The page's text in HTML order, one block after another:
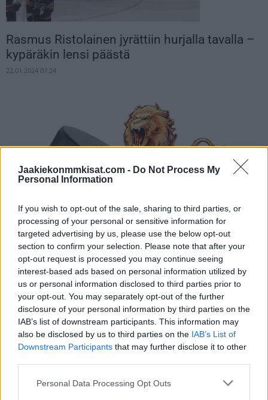
Jaakiekonmmkisat.com - Do Not Process My
Personal Information
If you wish to opt-out of the sale, sharing to third parties, or
processing of your personal or sensitive information for
targeted advertising by us, please use the below opt-out
section to confirm your selection. Please note that after your
opt-out request is processed you may continue seeing
interest-based ads based on personal information utilized by
us or personal information disclosed to third parties prior to
your opt-out. You may separately opt-out of the further
disclosure of your personal information by third parties on the
IAB’s list of downstream participants. This information may
also be disclosed by us to third parties on the IAB’s List of
Downstream Participants that may further disclose it to other
Personal Data Processing Opt Outs
Rasmus Ristolainen jyrättiin hurjalla tavalla –
kypäräkin lensi päästä
22.01.2024 07:24